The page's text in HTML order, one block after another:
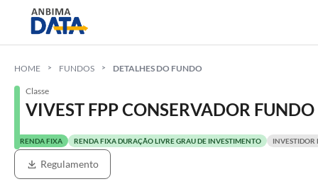
HOME FUNDOS DETALHES DO FUNDO
Classe
VIVEST FPP CONSERVADOR
RENDA FIXA RENDA FIXA DURAÇÃO LIVRE GRAU DE INVESTIMENTO INVESTIDOR
Regulamento